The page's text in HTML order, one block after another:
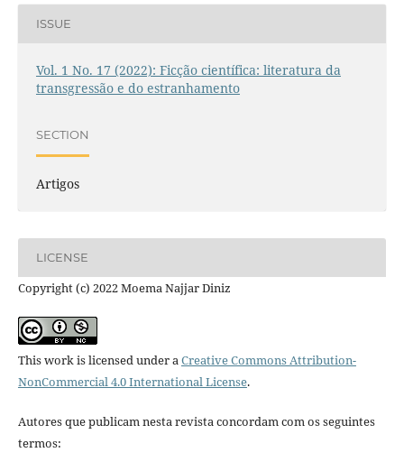
ISSUE
Vol. 1 No. 17 (2022): Ficção científica: literatura da
transgressão e do estranhamento
SECTION
Artigos
LICENSE
Copyright (c) 2022 Moema Najjar Diniz
This work is licensed under aCreative Commons Attribution-
NonCommercial 4.0 International License.
Autores que publicam nesta revista concordam com os seguintes
termos: